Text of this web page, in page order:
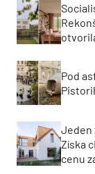
Pod
Jeden
Získa
cenu